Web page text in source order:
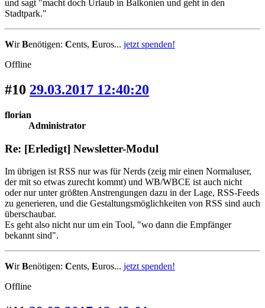
und sagt "macht doch Urlaub in Balkonien und geht in den
Stadtpark."
WirBenötigen: Cents, Euros... jetzt spenden!
Offline
#10 29.03.2017 12:40:20
florian
Administrator
Re: [Erledigt] Newsletter-Modul
Im übrigen ist RSS nur was für Nerds (zeig mir einen Normaluser,
der mit so etwas zurecht kommt) und WB/WBCE ist auch nicht
oder nur unter größten Anstrengungen dazu in der Lage, RSS-Feeds
zu generieren, und die Gestaltungsmöglichkeiten von RSS sind auch
überschaubar.
Es geht also nicht nur um ein Tool, "wo dann die Empfänger
bekannt sind".
WirBenötigen: Cents, Euros... jetzt spenden!
Offline